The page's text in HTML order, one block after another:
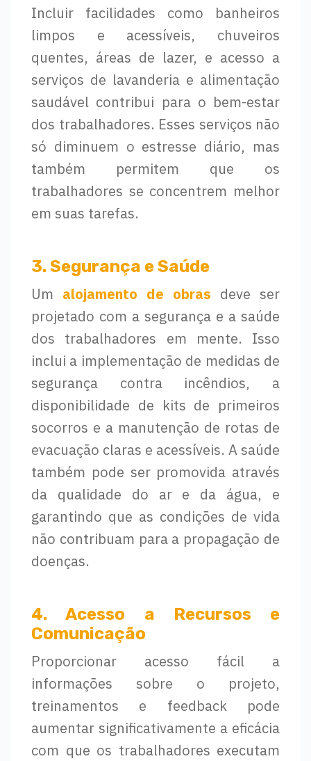
Incluir facilidades como banheiros
limpos e acessíveis, chuveiros
quentes, áreas de lazer, e acesso a
serviços de lavanderia e alimentação
saudável contribui para o bem-estar
dos trabalhadores. Esses serviços não
só diminuem o estresse diário, mas
também permitem que os
trabalhadores se concentrem melhor
em suas tarefas.
3. Segurança e Saúde
Um alojamento de obras deve ser
projetado com a segurança e a saúde
dos trabalhadores em mente. Isso
inclui a implementação de medidas de
segurança contra incêndios, a
disponibilidade de kits de primeiros
socorros e a manutenção de rotas de
evacuação claras e acessíveis. A saúde
também pode ser promovida através
da qualidade do ar e da água, e
garantindo que as condições de vida
não contribuam para a propagação de
doenças.
4. Acesso a Recursos e
Comunicação
Proporcionar acesso fácil a
informações sobre o projeto,
treinamentos e feedback pode
aumentar significativamente a eficácia
com que os trabalhadores executam